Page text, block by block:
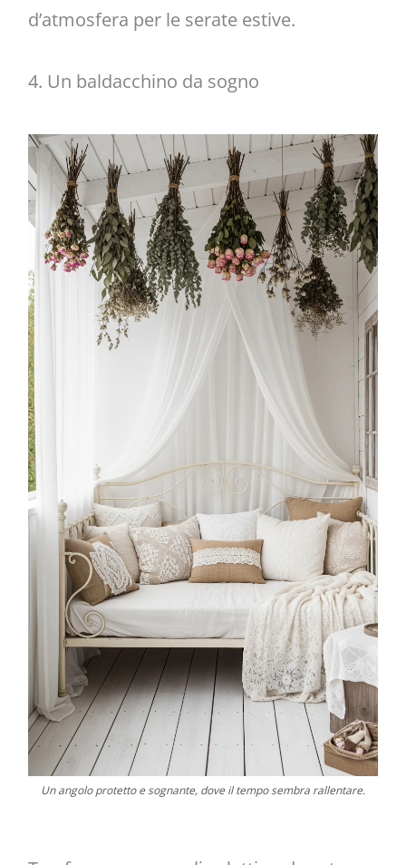
d’atmosfera per le serate estive.
4. Un baldacchino da sogno
Un angolo protetto e sognante, dove il tempo sembra rallentare.